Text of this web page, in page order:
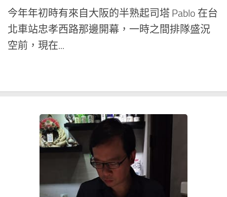
今年年初時有來自大阪的半熟起司塔 Pablo 在台
北車站忠孝西路那邊開幕，一時之間排隊盛況
空前，現在...